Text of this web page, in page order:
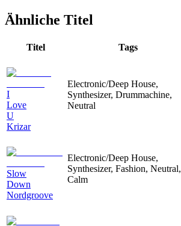
Ähnliche Titel
Titel Tags
I
Love
U
Krizar
Electronic/Deep House,
Synthesizer, Drummachine,
Neutral
Slow
Down
Nordgroove
Electronic/Deep House,
Synthesizer, Fashion, Neutral,
Calm